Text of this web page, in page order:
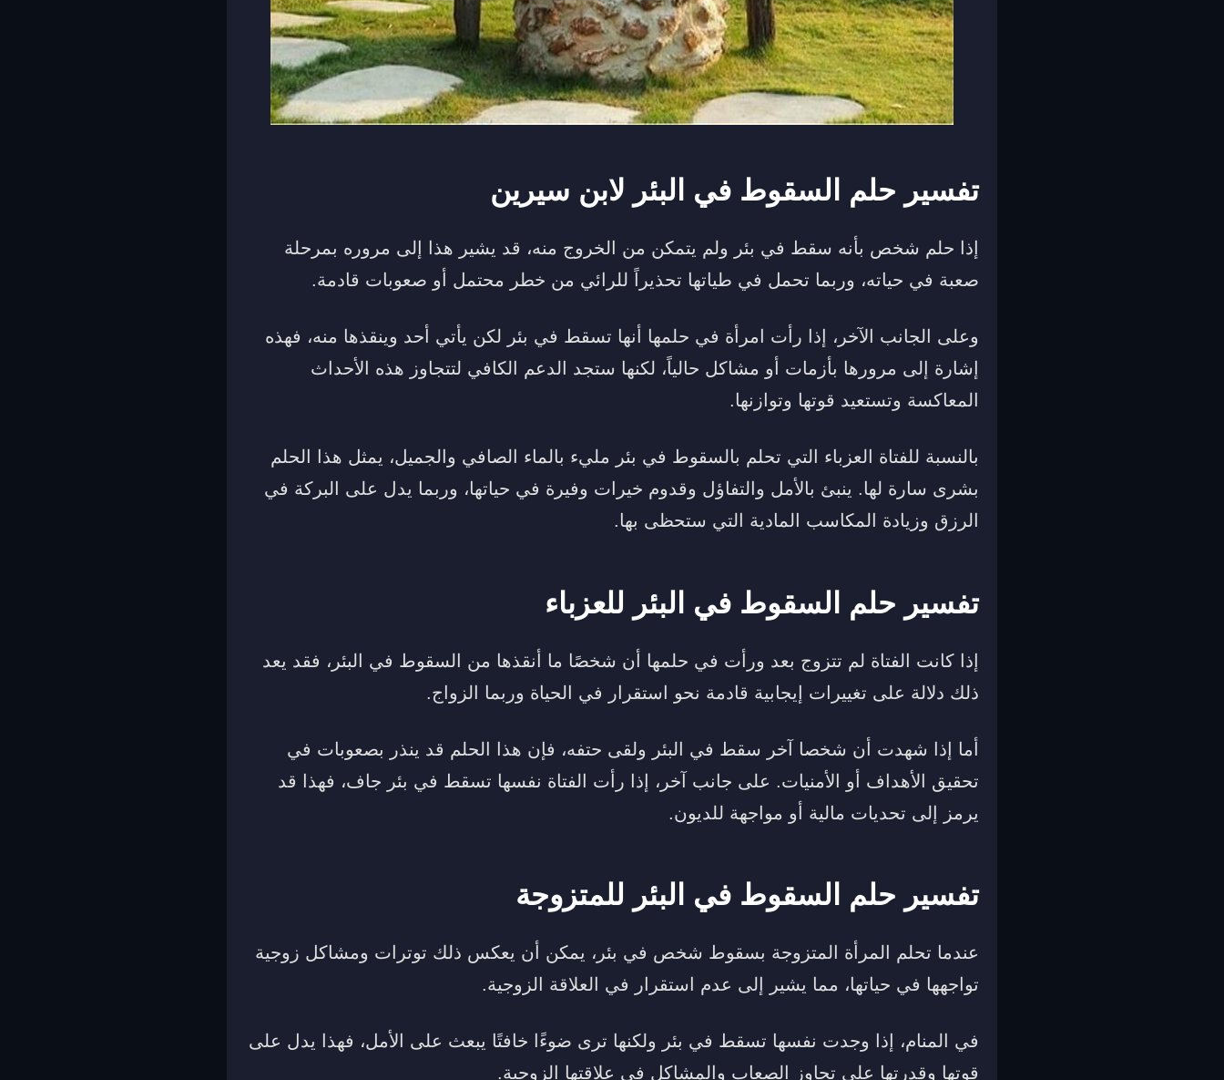
تفسير حلم السقوط في البئر لابن سيرين
إذا حلم شخص بأنه سقط في بئر ولم يتمكن من الخروج منه، قد يشير هذا إلى مروره بمرحلة
صعبة في حياته، وربما تحمل في طياتها تحذيراً للرائي من خطر محتمل أو صعوبات قادمة.
وعلى الجانب الآخر، إذا رأت امرأة في حلمها أنها تسقط في بئر لكن يأتي أحد وينقذها منه، فهذه
إشارة إلى مرورها بأزمات أو مشاكل حالياً، لكنها ستجد الدعم الكافي لتتجاوز هذه الأحداث
المعاكسة وتستعيد قوتها وتوازنها.
بالنسبة للفتاة العزباء التي تحلم بالسقوط في بئر مليء بالماء الصافي والجميل، يمثل هذا الحلم
بشرى سارة لها. ينبئ بالأمل والتفاؤل وقدوم خيرات وفيرة في حياتها، وربما يدل على البركة في
الرزق وزيادة المكاسب المادية التي ستحظى بها.
تفسير حلم السقوط في البئر للعزباء
إذا كانت الفتاة لم تتزوج بعد ورأت في حلمها أن شخصًا ما أنقذها من السقوط في البئر، فقد يعد
ذلك دلالة على تغييرات إيجابية قادمة نحو استقرار في الحياة وربما الزواج.
أما إذا شهدت أن شخصا آخر سقط في البئر ولقى حتفه، فإن هذا الحلم قد ينذر بصعوبات في
تحقيق الأهداف أو الأمنيات. على جانب آخر، إذا رأت الفتاة نفسها تسقط في بئر جاف، فهذا قد
يرمز إلى تحديات مالية أو مواجهة للديون.
تفسير حلم السقوط في البئر للمتزوجة
عندما تحلم المرأة المتزوجة بسقوط شخص في بئر، يمكن أن يعكس ذلك توترات ومشاكل زوجية
تواجهها في حياتها، مما يشير إلى عدم استقرار في العلاقة الزوجية.
في المنام، إذا وجدت نفسها تسقط في بئر ولكنها ترى ضوءًا خافتًا يبعث على الأمل، فهذا يدل على
قوتها وقدرتها على تجاوز الصعاب والمشاكل في علاقتها الزوجية.